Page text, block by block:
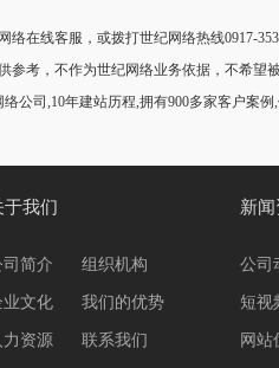
在线客服，或拨打世纪网络热线0917-
，不作为世纪网络业务依据，不希望被
公司,10年建站历程,拥有900多家客户案例
于我们
司简介 组织机构
业文化 我们的优势
力资源 联系我们
新
公司
短视
网站